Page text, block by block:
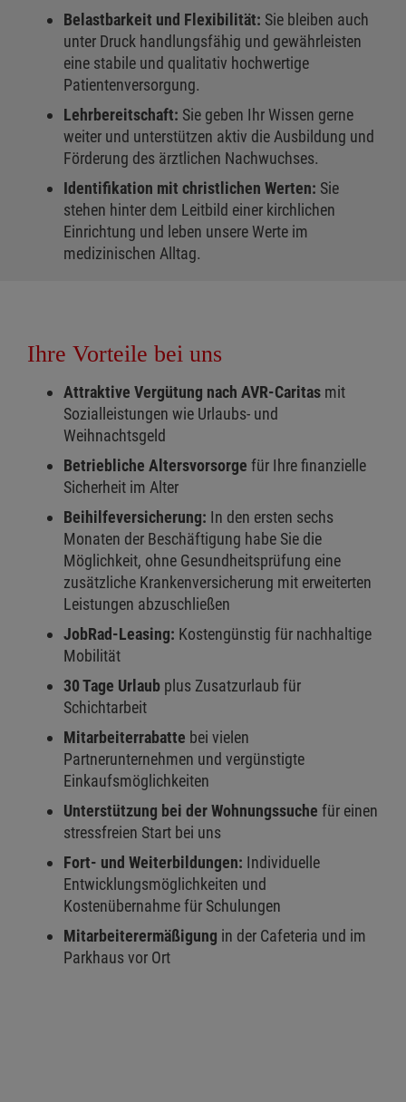
Belastbarkeit und Flexibilität: Sie bleiben auch
unter Druck handlungsfähig und gewährleisten
eine stabile und qualitativ hochwertige
Patientenversorgung.
Lehrbereitschaft: Sie geben Ihr Wissen gerne
weiter und unterstützen aktiv die Ausbildung und
Förderung des ärztlichen Nachwuchses.
Identifikation mit christlichen Werten: Sie
stehen hinter dem Leitbild einer kirchlichen
Einrichtung und leben unsere Werte im
medizinischen Alltag.
Ihre Vorteile bei uns
Attraktive Vergütung nach AVR-Caritas mit
Sozialleistungen wie Urlaubs- und
Weihnachtsgeld
Betriebliche Altersvorsorge für Ihre finanzielle
Sicherheit im Alter
Beihilfeversicherung: In den ersten sechs
Monaten der Beschäftigung habe Sie die
Möglichkeit, ohne Gesundheitsprüfung eine
zusätzliche Krankenversicherung mit erweiterten
Leistungen abzuschließen
JobRad-Leasing: Kostengünstig für nachhaltige
Mobilität
30 Tage Urlaub plus Zusatzurlaub für
Schichtarbeit
Mitarbeiterrabatte bei vielen
Partnerunternehmen und vergünstigte
Einkaufsmöglichkeiten
Unterstützung bei der Wohnungssuche für einen
stressfreien Start bei uns
Fort- und Weiterbildungen: Individuelle
Entwicklungsmöglichkeiten und
Kostenübernahme für Schulungen
Mitarbeiterermäßigung in der Cafeteria und im
Parkhaus vor Ort